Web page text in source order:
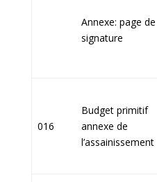
Annexe: page de
signature
016
Budget primitif
annexe de
l’assainissement